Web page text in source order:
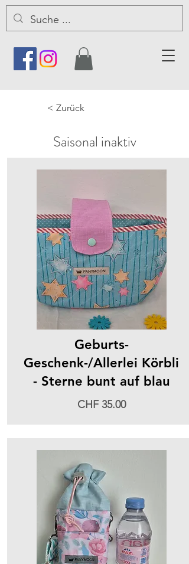
< Zurück
Saisonal inaktiv
Geburts-
Geschenk-/Allerlei Körbli
- Sterne bunt auf blau
CHF 35.00